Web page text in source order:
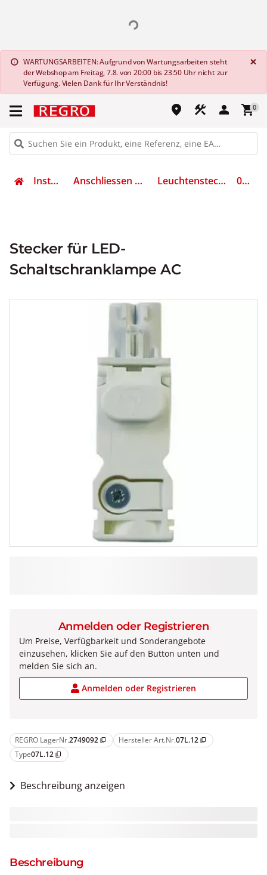
info WARTUNGSARBEITEN: Aufgrund von Wartungsarbeiten steht
der Webshop am Freitag, 7.8. von 20:00 bis 23:50 Uhr nicht zur
Verfügung. Vielen Dank für Ihr Verständnis!
×
place construction person shopping_cart0
Installation Anschliessen & Verbinden Leuchtensteckverbinder 07L.12
Stecker für LED-
Schaltschranklampe AC
REGRO LagerNr.2749092 content_copy Hersteller Art.Nr.07L.12 content_copy
Type07L.12 content_copy
Beschreibung anzeigen
Beschreibung
Anmelden oder Registrieren
Um Preise, Verfügbarkeit und Sonderangebote
einzusehen, klicken Sie auf den Button unten und
melden Sie sich an.
Anmelden oder Registrieren